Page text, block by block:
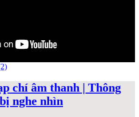
chí âm thanh | Thông
nghe nhìn